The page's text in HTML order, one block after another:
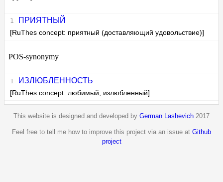
ПРИЯТНЫЙ
[RuThes concept: приятный (доставляющий удовольствие)]
POS-synonymy
ИЗЛЮБЛЕННОСТЬ
[RuThes concept: любимый, излюбленный]
This website is designed and developed by German Lashevich 2017
Feel free to tell me how to improve this project via an issue at Github
project